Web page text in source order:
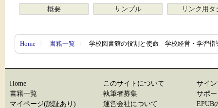
概要 サンプル リンク用タ
Home 〉 書籍一覧 〉 学校図書館の役割と使命 学校経営・学習指
Home
書籍一覧
マイページ(認証あり)
このサイトについて
執筆者募集
運営会社について
サイ
サポ
EPUB